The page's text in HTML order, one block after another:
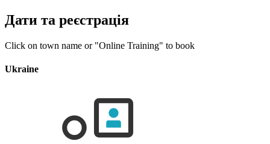
Дати та реєстрація
Click on town name or "Online Training" to book
Ukraine